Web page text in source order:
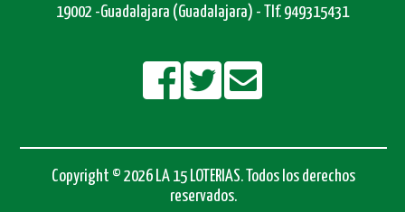
19002 -Guadalajara (Guadalajara) - Tlf. 949315431
Copyright © 2026 LA 15 LOTERIAS. Todos los derechos
reservados.